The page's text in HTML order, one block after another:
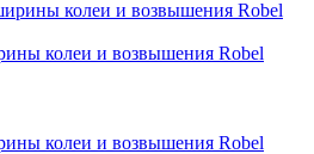
колеи и возвышения Robel
колеи и возвышения Robel